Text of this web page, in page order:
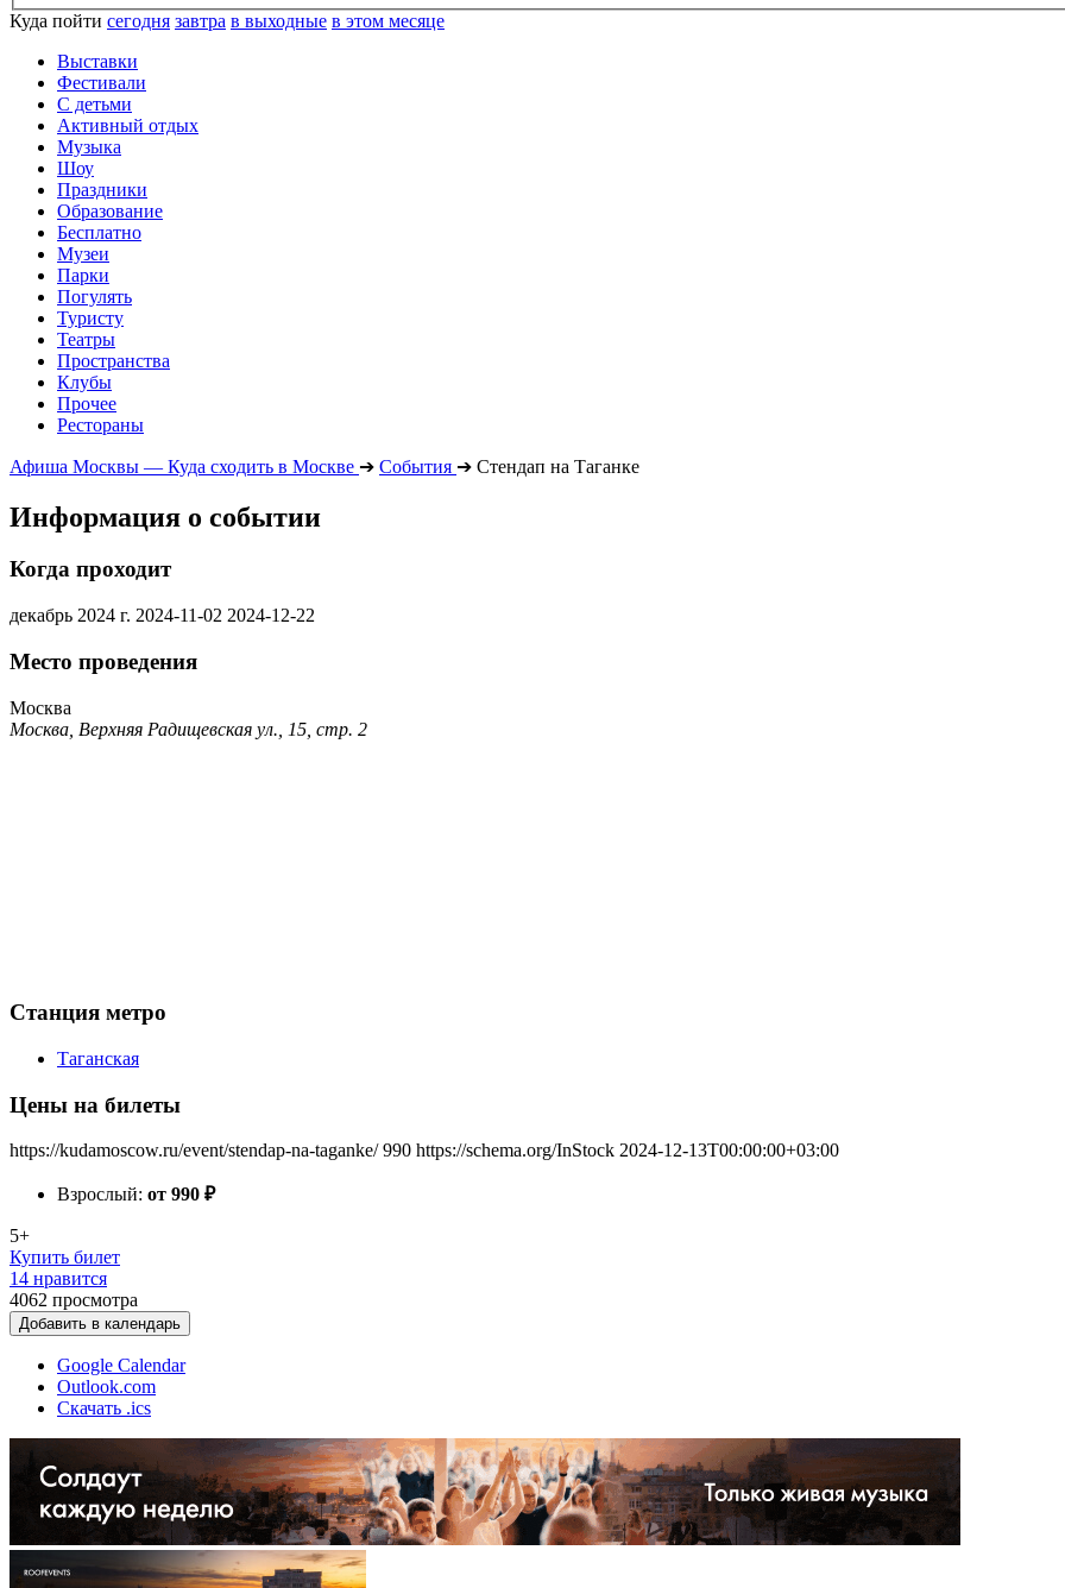
Куда пойти сегодня завтра в выходные в этом месяце
Выставки
Фестивали
С детьми
Активный отдых
Музыка
Шоу
Праздники
Образование
Бесплатно
Музеи
Парки
Погулять
Туристу
Театры
Пространства
Клубы
Прочее
Рестораны
Афиша Москвы — Куда сходить в Москве ➔ События ➔ Стендап на Таганке
Информация о событии
Когда проходит
декабрь 2024 г. 2024-11-02 2024-12-22
Место проведения
Москва
Москва, Верхняя Радищевская ул., 15, стр. 2
Станция метро
Таганская
Цены на билеты
https://kudamoscow.ru/event/stendap-na-taganke/ 990 https://schema.org/InStock 2024-12-13T00:00:00+03:00
Взрослый: от 990 ₽
5+
Купить билет
14 нравится
4062 просмотра
Добавить в календарь
Google Calendar
Outlook.com
Скачать .ics